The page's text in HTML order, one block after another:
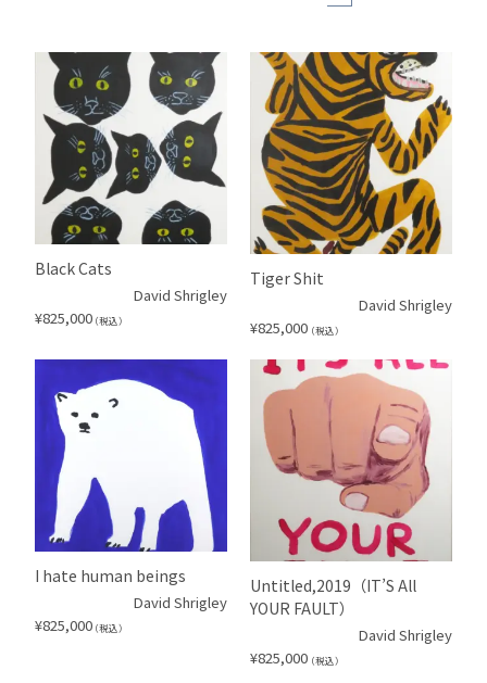
Black Cats
David Shrigley
¥825,000 （税込）
Tiger Shit
David Shrigley
¥825,000 （税込）
I hate human beings
David Shrigley
¥825,000 （税込）
Untitled,2019（IT’S All
YOUR FAULT）
David Shrigley
¥825,000 （税込）